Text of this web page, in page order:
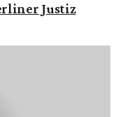
Justiz